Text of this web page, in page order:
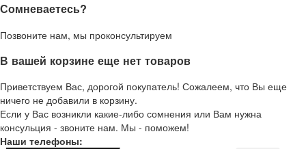
Сомневаетесь?
Позвоните нам, мы проконсультируем
В вашей корзине еще нет товаров
Приветствуем Вас, дорогой покупатель! Сожалеем, что Вы еще
ничего не добавили в корзину.
Если у Вас возникли какие-либо сомнения или Вам нужна
консульция - звоните нам. Мы - поможем!
Наши телефоны: